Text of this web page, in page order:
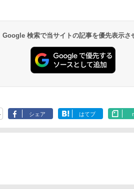
Google 検索で当サイトの記事を優先表示さ
シェア はてブ